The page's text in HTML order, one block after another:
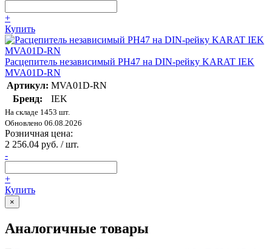
+
Купить
Расцепитель независимый РН47 на DIN-рейку KARAT IEK
MVA01D-RN
Артикул: MVA01D-RN
Бренд:
IEK
На складе 1453 шт.
Обновлено 06.08.2026
Розничная цена:
2 256.04 руб. / шт.
-
+
Купить
×
Аналогичные товары